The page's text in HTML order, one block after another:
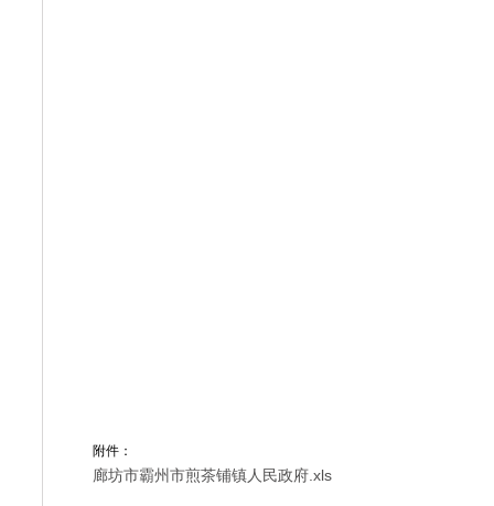
附件：
廊坊市霸州市煎茶铺镇人民政府.xls